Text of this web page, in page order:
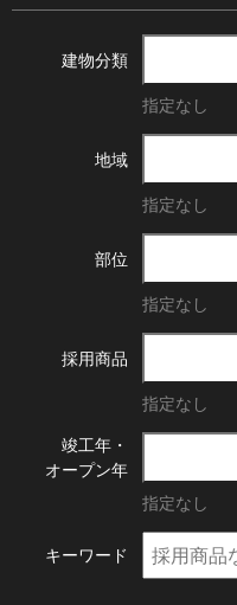
建物分類
指定なし
地域
指定なし
部位
指定なし
採用商品
指定なし
竣工年・
オープン年
指定なし
キーワード